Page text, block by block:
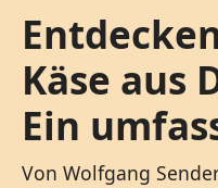
Käse aus
Ein
Von Wolfgang